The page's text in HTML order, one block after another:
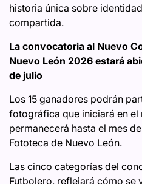
historia única sobre
compartida.
La convocatoria al Nuevo
Nuevo León 2026 estará
de julio
Los 15 ganadores podrán
fotográfica que iniciará en el
permanecerá hasta el mes
Fototeca de Nuevo León.
Las cinco categorías del
Futbolero, reflejará cómo se